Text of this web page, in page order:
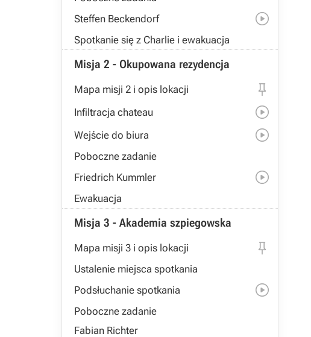
Steffen Beckendorf

Spotkanie się z Charlie i ewakuacja
Misja 2 - Okupowana rezydencja
Mapa misji 2 i opis lokacji 
Infiltracja chateau 
Wejście do biura 
Poboczne zadanie
Friedrich Kummler

Ewakuacja
Misja 3 - Akademia szpiegowska
Mapa misji 3 i opis lokacji 
Ustalenie miejsca spotkania
Podsłuchanie spotkania

Poboczne zadanie
Fabian Richter